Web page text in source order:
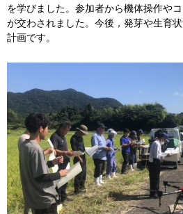
を学びました。参加者から機体操作や
が交わされました。今後，発芽や生育
計画です。